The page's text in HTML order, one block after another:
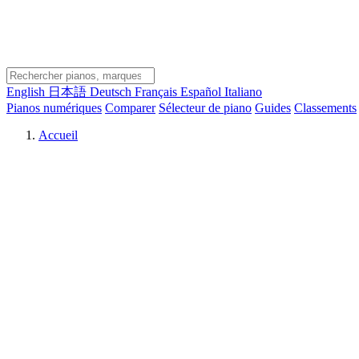
English 日本語 Deutsch Français Español Italiano
Pianos numériques Comparer Sélecteur de piano Guides Classements
Accueil